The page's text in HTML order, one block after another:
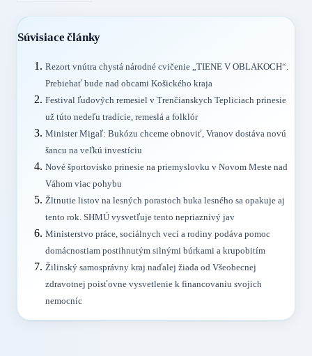
Súvisiace články
Rezort vnútra chystá národné cvičenie „TIENE V OBLAKOCH“.
Prebiehať bude nad obcami Košického kraja
Festival ľudových remesiel v Trenčianskych Tepliciach prinesie
už túto nedeľu tradície, remeslá a folklór
Minister Migaľ: Bukózu chceme obnoviť, Vranov dostáva novú
šancu na veľkú investíciu
Nové športovisko prinesie na priemyslovku v Novom Meste nad
Váhom viac pohybu
Žltnutie listov na lesných porastoch buka lesného sa opakuje aj
tento rok. SHMÚ vysvetľuje tento nepriaznivý jav
Ministerstvo práce, sociálnych vecí a rodiny podáva pomoc
domácnostiam postihnutým silnými búrkami a krupobitím
Žilinský samosprávny kraj naďalej žiada od Všeobecnej
zdravotnej poisťovne vysvetlenie k financovaniu svojich
nemocníc